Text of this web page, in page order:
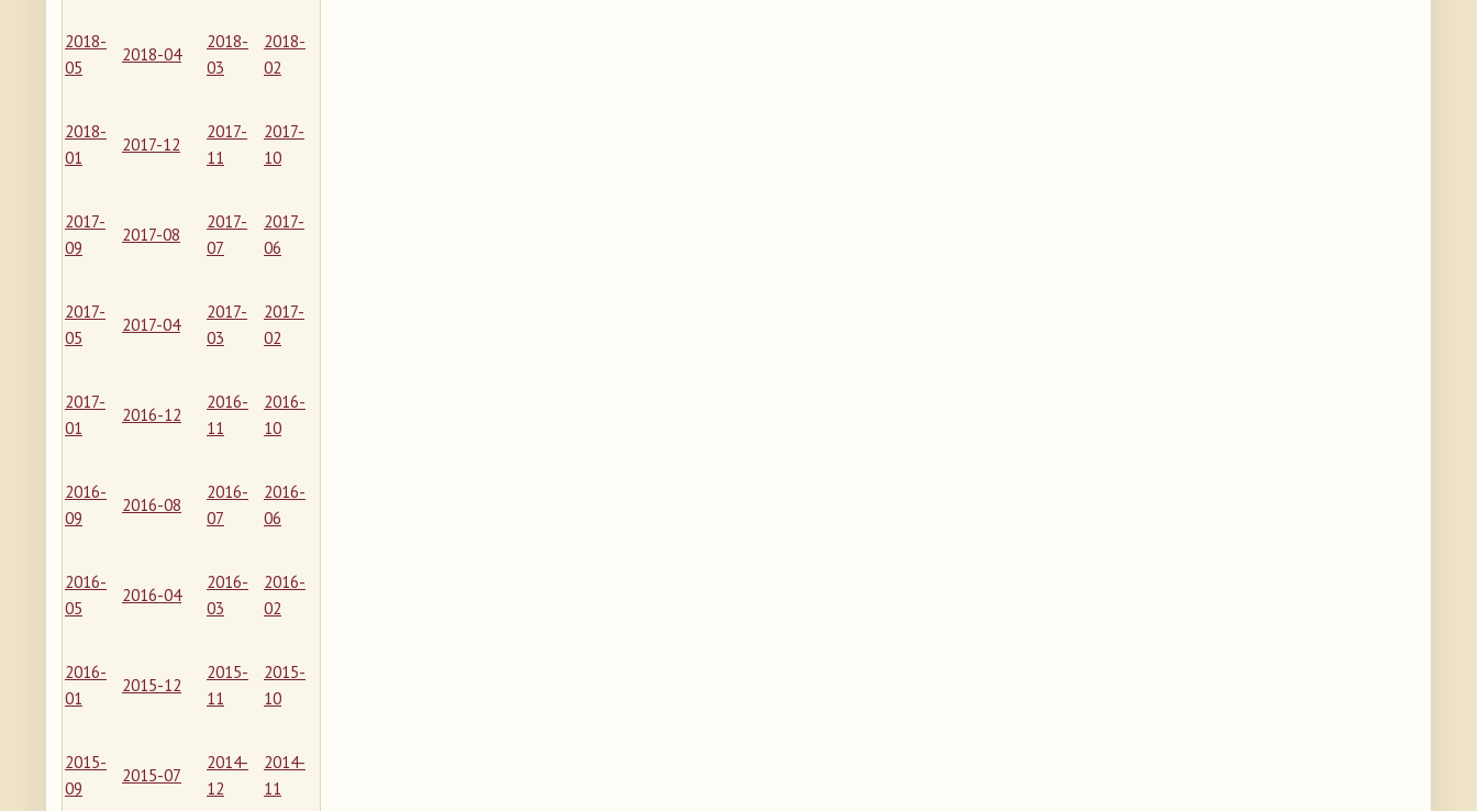
2018-
05
2018-04
2018-
03
2018-
02
2018-
01
2017-12
2017-
11
2017-
10
2017-
09
2017-08
2017-
07
2017-
06
2017-
05
2017-04
2017-
03
2017-
02
2017-
01
2016-12
2016-
11
2016-
10
2016-
09
2016-08
2016-
07
2016-
06
2016-
05
2016-04
2016-
03
2016-
02
2016-
01
2015-12
2015-
11
2015-
10
2015-
09
2015-07
2014-
12
2014-
11